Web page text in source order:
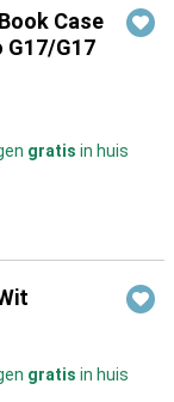
Case
G17
gratis in huis
gratis in huis